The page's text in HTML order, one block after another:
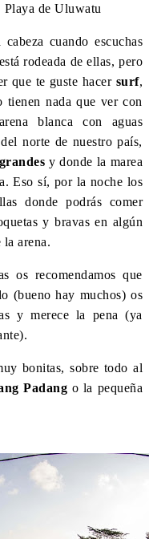
Playa de Uluwatu
cuando escuchas
rodeada de ellas, pero
que te guste hacer surf,
tienen nada que ver con
blanca con aguas
norte de nuestro país,
y donde la marea
Eso sí, por la noche los
donde podrás comer
y bravas en algún
arena.
recomendamos que
(bueno hay muchos) os
y merece la pena (ya
bonitas, sobre todo al
Padang o la pequeña